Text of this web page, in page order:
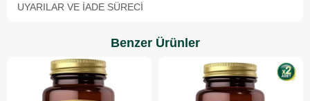
UYARILAR VE İADE SÜRECI
Benzer Ürünler